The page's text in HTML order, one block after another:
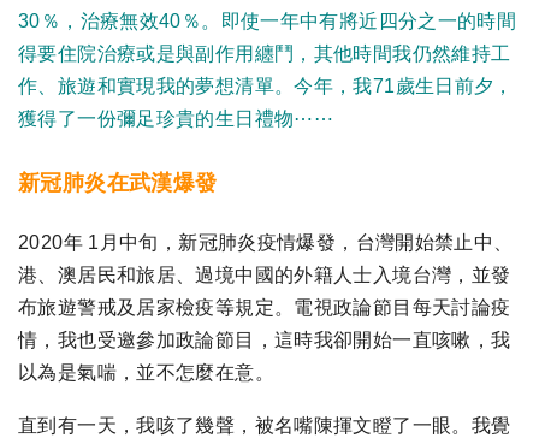
30％，治療無效40％。即使一年中有將近四分之一的時間
得要住院治療或是與副作用纏鬥，其他時間我仍然維持工
作、旅遊和實現我的夢想清單。今年，我71歲生日前夕，
獲得了一份彌足珍貴的生日禮物⋯⋯
新冠肺炎在武漢爆發
2020年 1月中旬，新冠肺炎疫情爆發，台灣開始禁止中、
港、澳居民和旅居、過境中國的外籍人士入境台灣，並發
布旅遊警戒及居家檢疫等規定。電視政論節目每天討論疫
情，我也受邀參加政論節目，這時我卻開始一直咳嗽，我
以為是氣喘，並不怎麼在意。
直到有一天，我咳了幾聲，被名嘴陳揮文瞪了一眼。我覺